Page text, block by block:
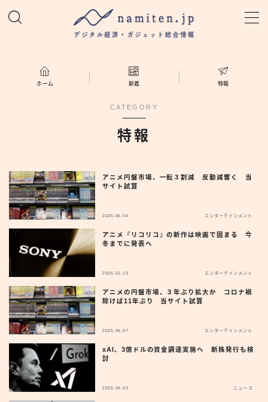
ホーム
namiten.jp
ホーム 新着 特報
CATEGORY
特報
アニメ円盤市場、一転３割減 反動減響く 当
サイト試算
2026.06.04 エンターテインメント
アニメ『リコリコ』の新作は映画で固まる 今
冬までに発表へ
2026.01.13 エンターテインメント
アニメの円盤市場、３年ぶり拡大か コロナ禍
除けば11年ぶり 当サイト試算
2025.06.07 エンターテインメント
xAI、3億ドルの資金調達実施へ 新株発行も検
討
2025.06.03 ニュース